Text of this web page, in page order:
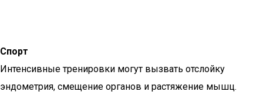
Спорт
Интенсивные тренировки могут вызвать отслойку
эндометрия, смещение органов и растяжение мышц.